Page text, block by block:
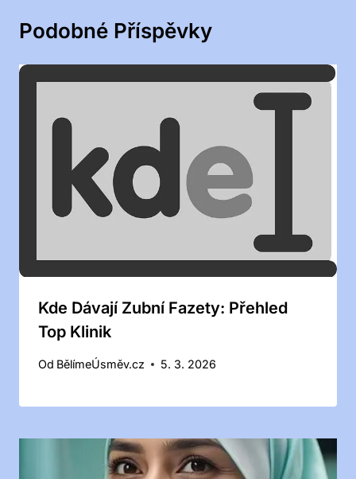
Podobné Příspěvky
Kde Dávají Zubní Fazety: Přehled
Top Klinik
Od BělímeÚsměv.cz 5. 3. 2026